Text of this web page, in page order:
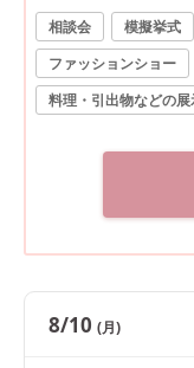
相談会
模擬挙式
ファッションショー
料理・引出物などの展
8/10 (月)